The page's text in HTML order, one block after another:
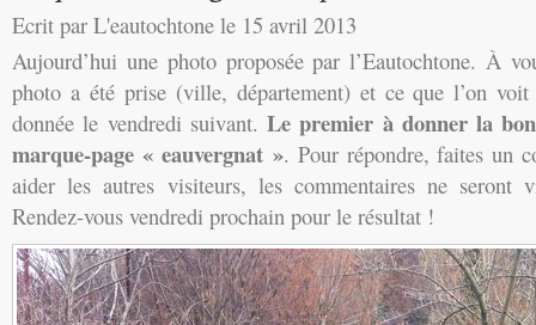
Ecrit par L'eautochtone le 15 avril 2013
Aujourd’hui une photo proposée par l’Eautochtone. À
photo a été prise (ville, département) et ce que l’on voit
donnée le vendredi suivant. Le premier à donner la
marque-page « eauvergnat ». Pour répondre, faites un
aider les autres visiteurs, les commentaires ne seront
Rendez-vous vendredi prochain pour le résultat !